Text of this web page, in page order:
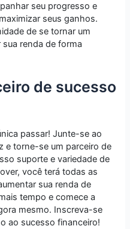
seu progresso e
seus ganhos.
de se tornar um
renda de forma
de sucesso
passar! Junte-se ao
e torne-se um parceiro de
suporte e variedade de
você terá todas as
sua renda de
tempo e comece a
mesmo. Inscreva-se
ao sucesso financeiro!